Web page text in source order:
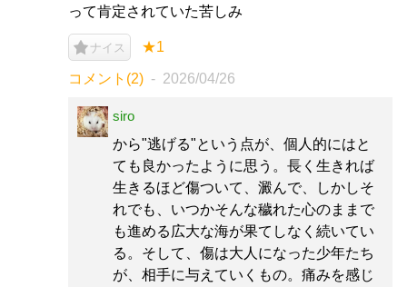
って肯定されていた苦しみ
ナイス ★1
コメント(2) 2026/04/26
siro
から"逃げる"という点が、個人的にはと
ても良かったように思う。長く生きれば
生きるほど傷ついて、澱んで、しかしそ
れでも、いつかそんな穢れた心のままで
も進める広大な海が果てしなく続いてい
る。そして、傷は大人になった少年たち
が、相手に与えていくもの。痛みを感じ